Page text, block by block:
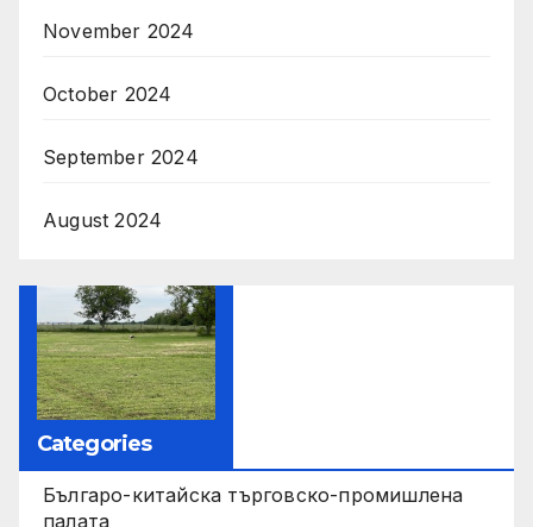
November 2024
October 2024
September 2024
August 2024
Categories
Българо-китайска търговско-промишлена
палата